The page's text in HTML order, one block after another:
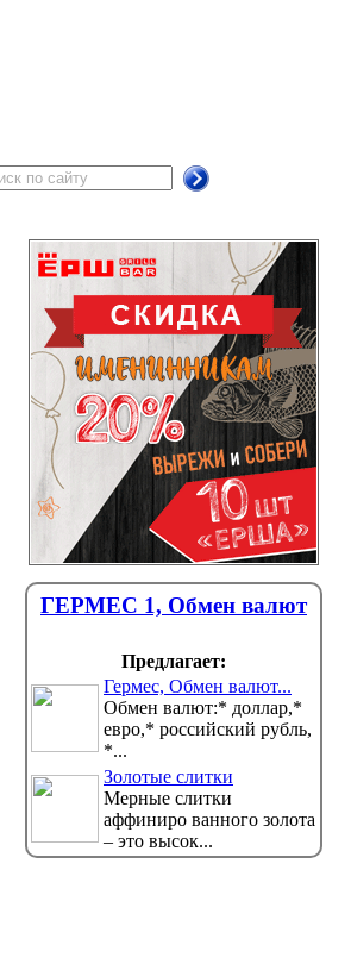
ГЕРМЕС 1, Обмен валют
Предлагает:
Гермес, Обмен валют...
Обмен валют:* доллар,*
евро,* российский рубль,
*...
Золотые слитки
Мерные слитки
аффиниро ванного золота
– это высок...